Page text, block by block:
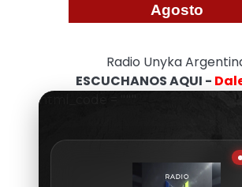
Agosto
Radio Unyka
ESCUCHANOS AQUI -